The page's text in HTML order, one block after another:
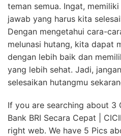
teman semua. Ingat,
jawab yang harus kita
Dengan mengetahui cara-
melunasi hutang, kita dapat
dengan lebih baik dan
yang lebih sehat. Jadi,
selesaikan hutangmu
If you are searching about 3
Bank BRI Secara Cepat |
right web. We have 5 Pics